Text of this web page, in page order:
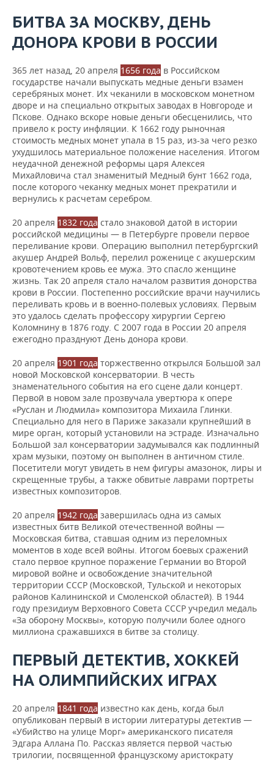
БИТВА ЗА МОСКВУ, ДЕНЬ
ДОНОРА КРОВИ В РОССИИ
365 лет назад, 20 апреля 1656 года в Российском
государстве начали выпускать медные деньги взамен
серебряных монет. Их чеканили в московском монетном
дворе и на специально открытых заводах в Новгороде и
Пскове. Однако вскоре новые деньги обесценились, что
привело к росту инфляции. К 1662 году рыночная
стоимость медных монет упала в 15 раз, из-за чего резко
ухудшилось материальное положение населения. Итогом
неудачной денежной реформы царя Алексея
Михайловича стал знаменитый Медный бунт 1662 года,
после которого чеканку медных монет прекратили и
вернулись к расчетам серебром.
20 апреля 1832 года стало знаковой датой в истории
российской медицины — в Петербурге провели первое
переливание крови. Операцию выполнил петербургский
акушер Андрей Вольф, перелил роженице с акушерским
кровотечением кровь ее мужа. Это спасло женщине
жизнь. Так 20 апреля стало началом развития донорства
крови в России. Постепенно российские врачи научились
переливать кровь и в военно-полевых условиях. Первым
это удалось сделать профессору хирургии Сергею
Коломнину в 1876 году. С 2007 года в России 20 апреля
ежегодно празднуют День донора крови.
20 апреля 1901 года торжественно открылся Большой зал
новой Московской консерватории. В честь
знаменательного события на его сцене дали концерт.
Первой в новом зале прозвучала увертюра к опере
«Руслан и Людмила» композитора Михаила Глинки.
Специально для него в Париже заказали крупнейший в
мире орган, который установили на эстраде. Изначально
Большой зал консерватории задумывался как подлинный
храм музыки, поэтому он выполнен в античном стиле.
Посетители могут увидеть в нем фигуры амазонок, лиры и
скрещенные трубы, а также обвитые лаврами портреты
известных композиторов.
20 апреля 1942 года завершилась одна из самых
известных битв Великой отечественной войны —
Московская битва, ставшая одним из переломных
моментов в ходе всей войны. Итогом боевых сражений
стало первое крупное поражение Германии во Второй
мировой войне и освобождение значительной
территории СССР (Московской, Тульской и некоторых
районов Калининской и Смоленской областей). В 1944
году президиум Верховного Совета СССР учредил медаль
«За оборону Москвы», которую получили более одного
миллиона сражавшихся в битве за столицу.
ПЕРВЫЙ ДЕТЕКТИВ, ХОККЕЙ
НА ОЛИМПИЙСКИХ ИГРАХ
20 апреля 1841 года известно как день, когда был
опубликован первый в истории литературы детектив —
«Убийство на улице Морг» американского писателя
Эдгара Аллана По. Рассказ является первой частью
трилогии, посвященной французскому аристократу